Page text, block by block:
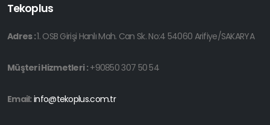
Tekoplus
Adres :1. OSB Girişi Hanlı Mah. Can Sk. No:4 54060 Arifiye/SAKARYA
Müşteri Hizmetleri : +90850 307 50 54
Email: info@tekoplus.com.tr